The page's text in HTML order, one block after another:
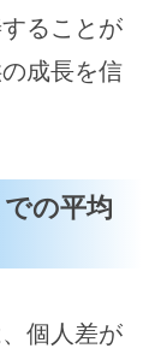
ることが
成長を信
の平均
個人差が